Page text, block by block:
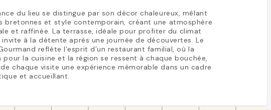
du lieu se distingue par son décor chaleureux, mêlant
bretonnes et style contemporain, créant une atmosphère
et raffinée. La terrasse, idéale pour profiter du climat
à la détente après une journée de découvertes. Le
reflète l’esprit d’un restaurant familial, où la
pour la cuisine et la région se ressent à chaque bouchée,
chaque visite une expérience mémorable dans un cadre
et accueillant.